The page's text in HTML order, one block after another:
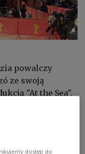
powalczy
ze swoją
"At the Sea",
też
Tatumem
Callum Turner,
dostęp do